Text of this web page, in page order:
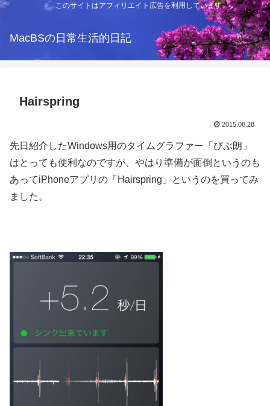
このサイトはアフィリエイト広告を利用しています
MacBSの日常生活的日記
Hairspring
2015.08.28
先日紹介したWindows用のタイムグラファー「びぶ朗」
はとっても便利なのですが、やはり準備が面倒というのも
あってiPhoneアプリの「Hairspring」というのを買ってみ
ました。